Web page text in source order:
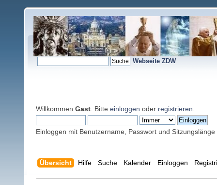
Webseite ZDW
Willkommen Gast . Bitte einloggen oder registrieren
Einloggen mit Benutzername, Passwort und Sitzungslänge
Übersicht Hilfe Suche Kalender Einloggen